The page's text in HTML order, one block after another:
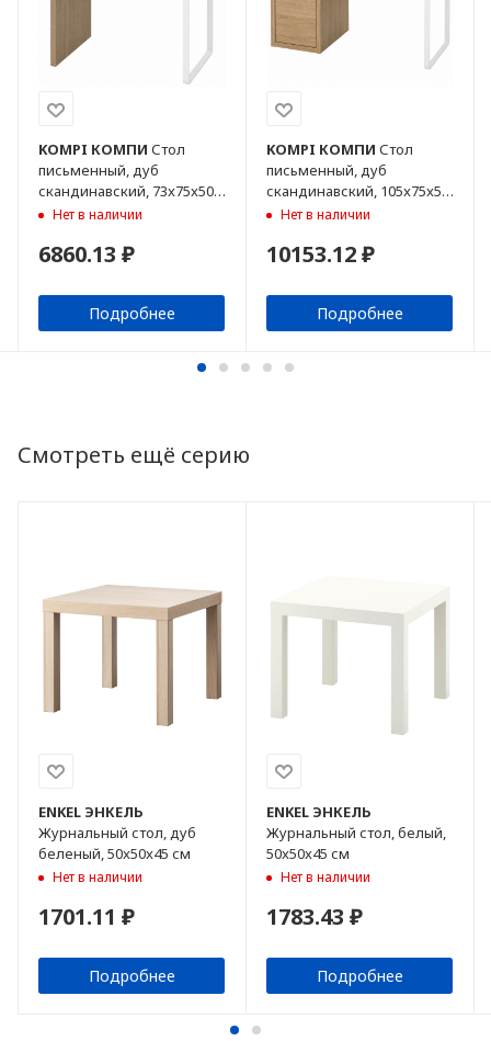
KOMPI КОМПИ Стол
письменный, дуб
скандинавский, 73x75x50
смНет в наличии
6860.13 ₽
Подробнее
KOMPI КОМПИ Стол
письменный, дуб
скандинавский, 105x75x50
смНет в наличии
10153.12 ₽
Подробнее
Смотреть ещё серию
ENKEL ЭНКЕЛЬ
Журнальный стол, дуб
беленый, 50x50x45 см
Нет в наличии
1701.11 ₽
Подробнее
ENKEL ЭНКЕЛЬ
Журнальный стол, белый,
50x50x45 см
Нет в наличии
1783.43 ₽
Подробнее